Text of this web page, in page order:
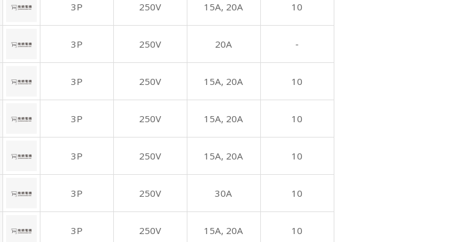
3P 250V 15A, 20A 10
3P 250V 20A -
3P 250V 15A, 20A 10
3P 250V 15A, 20A 10
3P 250V 15A, 20A 10
3P 250V 30A 10
3P 250V 15A, 20A 10